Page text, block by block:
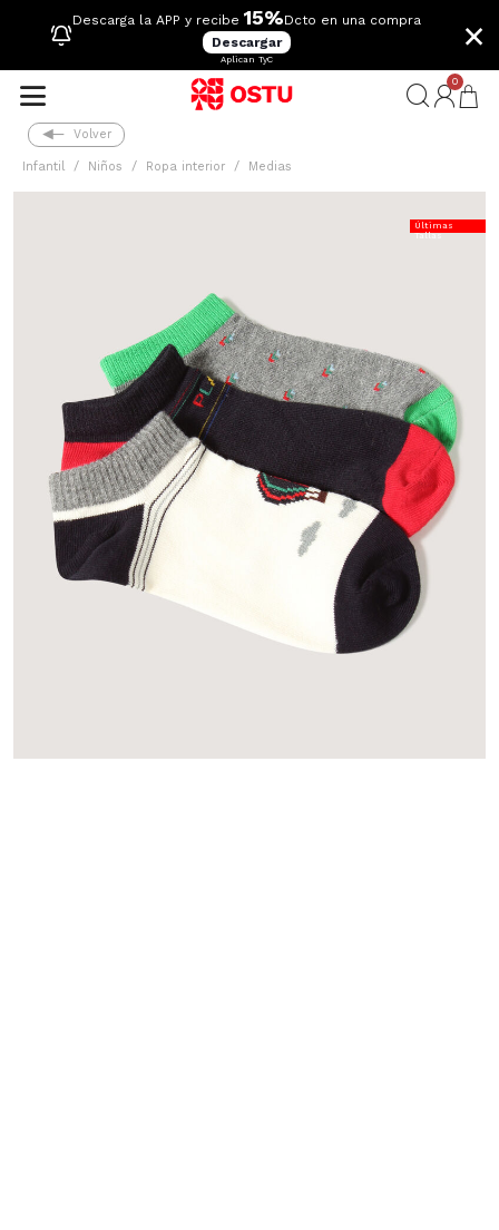
Descarga la APP y recibe 15%Dcto en una compra
Descargar
Aplican TyC
×
0
Volver
Infantil Niños Ropa interior Medias
Últimas
Tallas